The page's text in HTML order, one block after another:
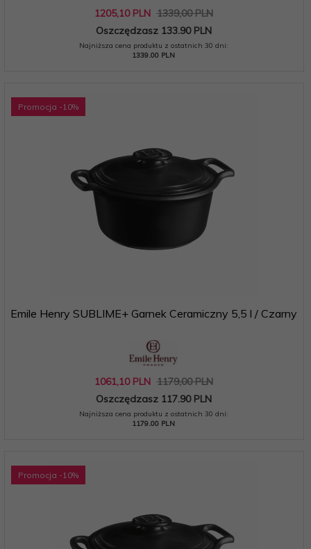
1205,10 PLN 1339,00 PLN
Oszczędzasz 133.90 PLN
Najniższa cena produktu z ostatnich 30 dni:
1339.00 PLN
Promocja -10%
Emile Henry SUBLIME+ Garnek Ceramiczny 5,5 l / Czarny
1061,10 PLN 1179,00 PLN
Oszczędzasz 117.90 PLN
Najniższa cena produktu z ostatnich 30 dni:
1179.00 PLN
Promocja -10%